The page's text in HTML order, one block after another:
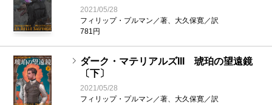
連れ出し、命がけで守って旅をする。ライラはある預
忌まわしき申し子とされており、そのせいで教会権力
から追われているのだった。
自分たちが生まれながらにして信じ込まされていた
2021/05/28
フィリップ・プルマン／著、大久保寛／訳
781円
ダーク・マテリアルズIII 琥珀の望遠鏡
〔下〕
2021/05/28
フィリップ・プルマン／著、大久保寛／訳